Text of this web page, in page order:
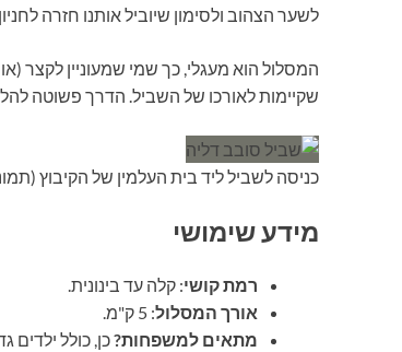
לשער הצהוב ולסימון שיוביל אותנו חזרה
המסלול הוא מעגלי, כך שמי שמעוניין לקצר
שקיימות לאורכו של השביל. הדרך פשוטה
כניסה לשביל ליד בית העלמין של הקיבוץ
מידע שימושי
רמת קושי: קלה עד בינונית.
אורך המסלול: 5 ק"מ.
מתאים למשפחות?כן, כולל ילדים